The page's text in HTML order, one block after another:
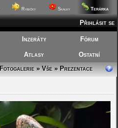
Rybičky Skalky Terárka
Přihlásit se
Inzeráty Fórum
Atlasy
Ostatní
Fotogalerie » Vše » Prezentace